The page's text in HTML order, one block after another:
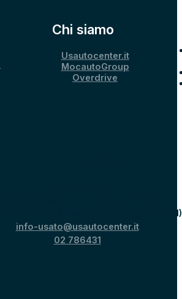
Chi siamo
Usautocenter.it
MocautoGroup
Overdrive
40 per Binasco, 15, Melegnano
info-usato@usautocenter.it
02 786431